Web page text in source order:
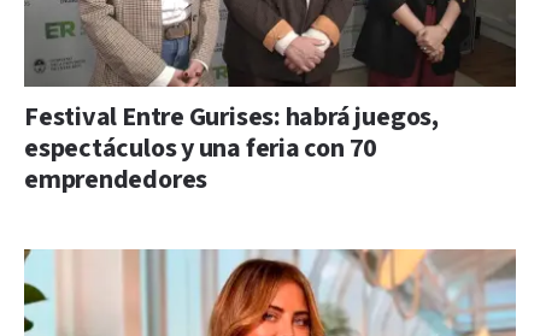
Festival Entre Gurises: habrá juegos,
espectáculos y una feria con 70
emprendedores